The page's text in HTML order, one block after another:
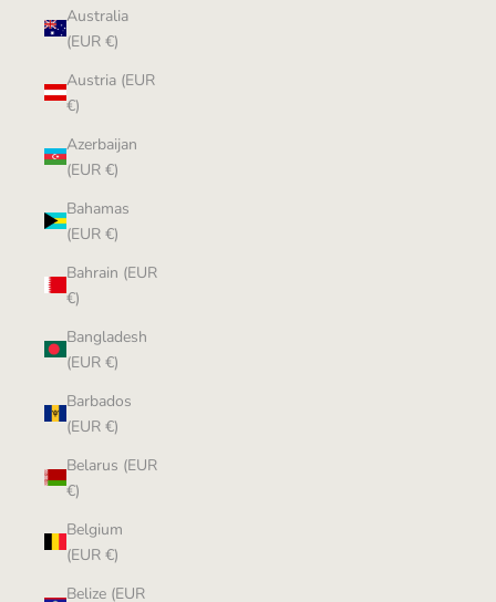
Australia
(EUR €)
Austria (EUR
€)
Azerbaijan
(EUR €)
Bahamas
(EUR €)
Bahrain (EUR
€)
Bangladesh
(EUR €)
Barbados
(EUR €)
Belarus (EUR
€)
Belgium
(EUR €)
Belize (EUR